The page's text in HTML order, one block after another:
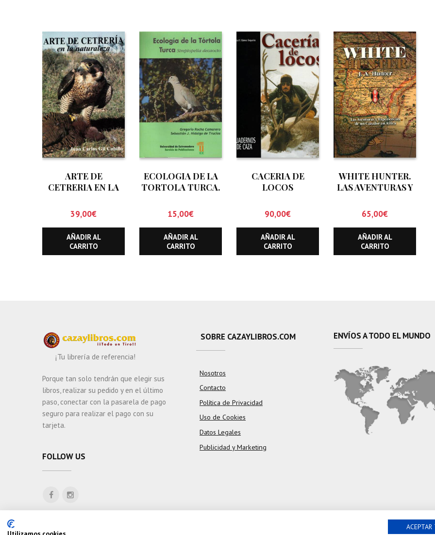
ARTE DE
CETRERIA EN LA
39,00€
AÑADIR AL
CARRITO
ECOLOGIA DE LA
TORTOLA TURCA.
DECAOCTO
15,00€
AÑADIR AL
CARRITO
CACERIA DE
LOCOS
90,00€
AÑADIR AL
CARRITO
WHITE HUNTER.
LAS AVENTURAS Y
UN CAZADOR EN
AFRICA.
65,00€
AÑADIR AL
CARRITO
¡Tu librería de referencia!
Porque tan solo tendrán que elegir sus
libros, realizar su pedido y en el último
paso, conectar con la pasarela de pago
seguro para realizar el pago con su
tarjeta.
FOLLOW US
SOBRE CAZAYLIBROS.COM
Nosotros
Contacto
Política de Privacidad
Uso de Cookies
Datos Legales
Publicidad y Marketing
ENVÍOS A TODO EL MUNDO